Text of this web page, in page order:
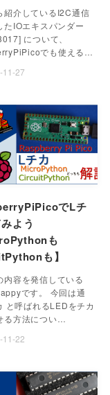
紹介しているI2C通信
たIOエキスパンダー
について、
でも使える…
11-27
でLチ
よう
も
も】
内容を発信している
です。 今回は通
と呼ばれるLEDをチカ
る方法につい…
11-22